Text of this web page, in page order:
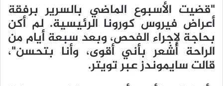
"قضيت الأسبوع الماضي بالسرير برفقة
أعراض فيروس كورونا الرئيسية. لم أكن
بحاجة لإجراء الفحص، وبعد سبعة أيام من
الراحة أشعر بأني أقوى، وأنا بتحسن"،
قالت سايموندز عبر تويتر.